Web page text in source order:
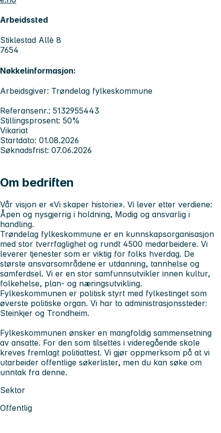
Arbeidssted
Stiklestad Allè 8
7654
Nøkkelinformasjon:
Arbeidsgiver: Trøndelag fylkeskommune
Referansenr.: 5132955443
Stillingsprosent: 50%
Vikariat
Startdato: 01.08.2026
Søknadsfrist: 07.06.2026
Om bedriften
Vår visjon er «Vi skaper historie». Vi lever etter verdiene:
Åpen og nysgjerrig i holdning, Modig og ansvarlig i
handling.
Trøndelag fylkeskommune er en kunnskapsorganisasjon
med stor tverrfaglighet og rundt 4500 medarbeidere. Vi
leverer tjenester som er viktig for folks hverdag. De
største ansvarsområdene er utdanning, tannhelse og
samferdsel. Vi er en stor samfunnsutvikler innen kultur,
folkehelse, plan- og næringsutvikling.
Fylkeskommunen er politisk styrt med fylkestinget som
øverste politiske organ. Vi har to administrasjonssteder:
Steinkjer og Trondheim.
Fylkeskommunen ønsker en mangfoldig sammensetning
av ansatte. For den som tilsettes i videregående skole
kreves fremlagt politiattest. Vi gjør oppmerksom på at vi
utarbeider offentlige søkerlister, men du kan søke om
unntak fra denne.
Sektor
Offentlig